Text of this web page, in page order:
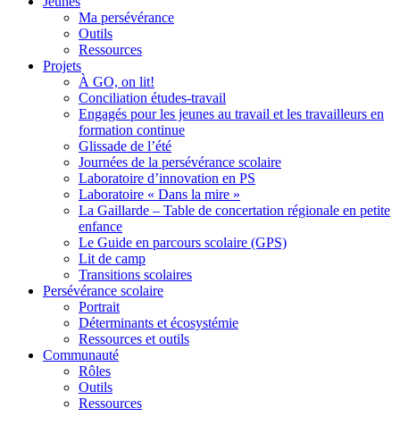
Ma persévérance
Outils
Ressources
Projets
À GO, on lit!
Conciliation études-travail
Engagés pour les jeunes au travail et les travailleurs en
formation continue
Glissade de l’été
Journées de la persévérance scolaire
Laboratoire d’innovation en PS
Laboratoire « Dans la mire »
La Gaillarde – Table de concertation régionale en petite
enfance
Le Guide en parcours scolaire (GPS)
Lit de camp
Transitions scolaires
Persévérance scolaire
Portrait
Déterminants et écosystémie
Ressources et outils
Communauté
Rôles
Outils
Ressources